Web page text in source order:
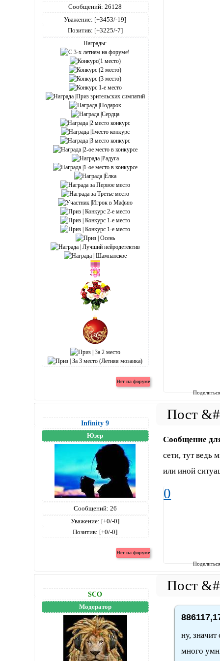
Сообщений: 26128
Уважение: [+3453/-19]
Позитив: [+3225/-7]
Награды:
Infinity 9
Юзер
Сообщений: 26
Уважение: [+0/-0]
Позитив: [+0/-0]
Сообщение
сети, тут ведь
или иной
0
SCO
Модератор
ну,
много